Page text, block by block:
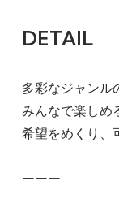
DETAIL
多彩なジャンル
みんなで楽しめ
希望をめくり、
ーーー